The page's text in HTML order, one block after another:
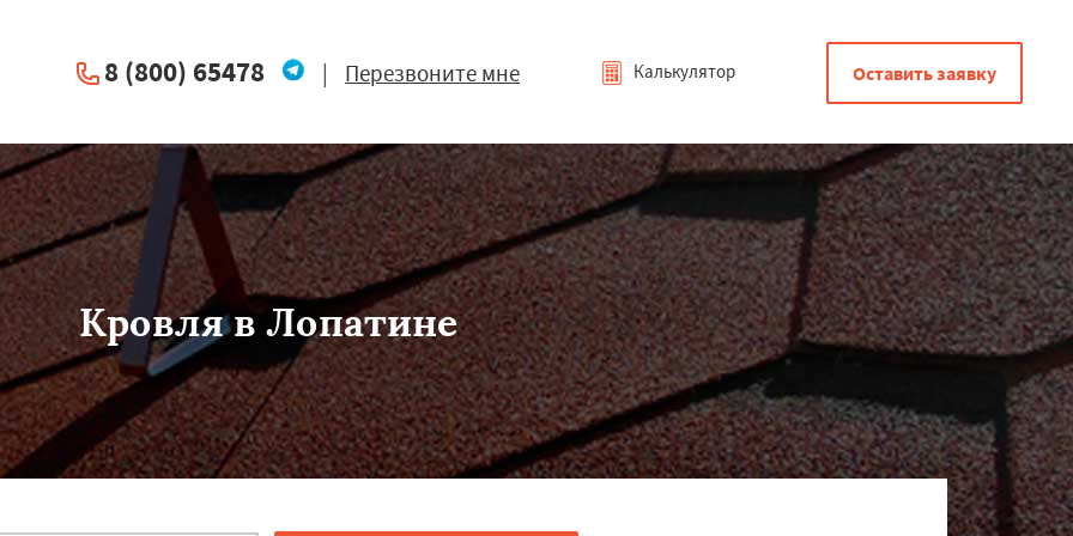
8 (800) 65478 | Перезвоните мне Калькулятор Оставить заявку
Кровля в Лопатине